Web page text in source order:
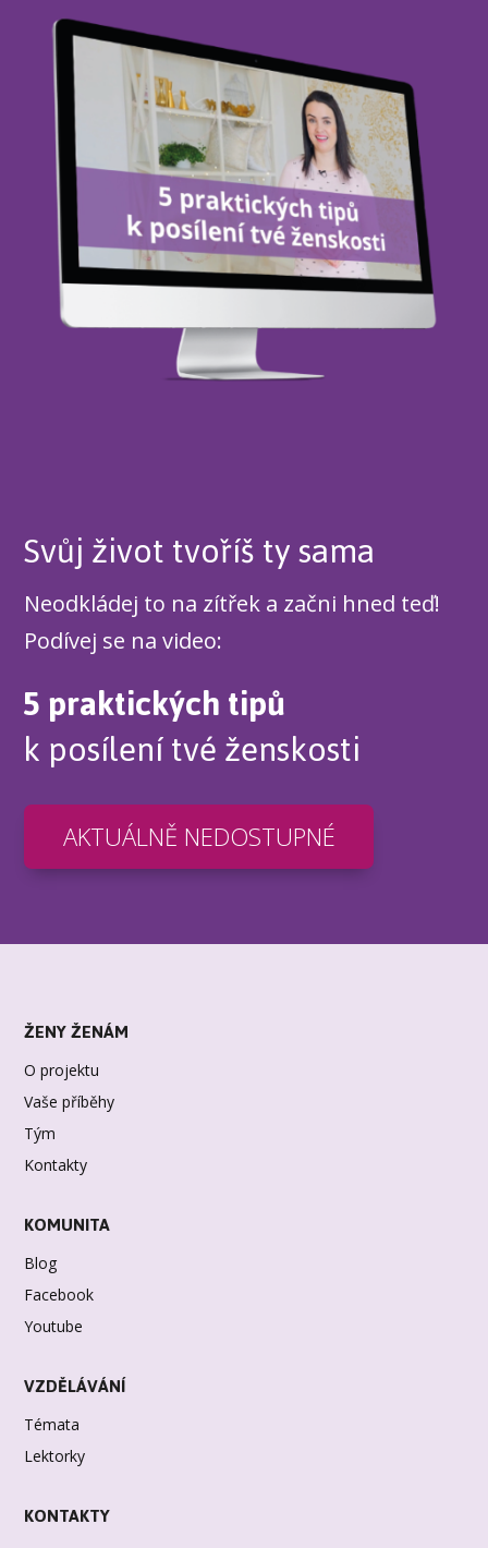
Svůj život tvoříš ty sama
Neodkládej to na zítřek a začni hned teď!
Podívej se na video:
5 praktických tipů
k posílení tvé ženskosti
AKTUÁLNĚ NEDOSTUPNÉ
ŽENY ŽENÁM
O projektu
Vaše příběhy
Tým
Kontakty
KOMUNITA
Blog
Facebook
Youtube
VZDĚLÁVÁNÍ
Témata
Lektorky
KONTAKTY